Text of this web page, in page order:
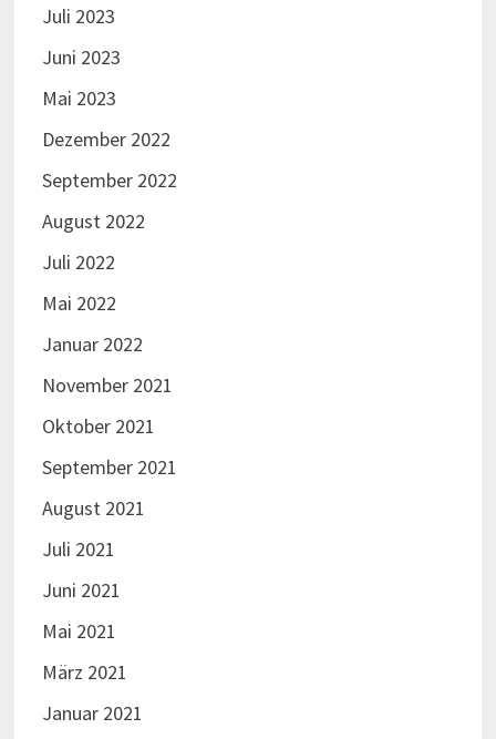
Juli 2023
Juni 2023
Mai 2023
Dezember 2022
September 2022
August 2022
Juli 2022
Mai 2022
Januar 2022
November 2021
Oktober 2021
September 2021
August 2021
Juli 2021
Juni 2021
Mai 2021
März 2021
Januar 2021